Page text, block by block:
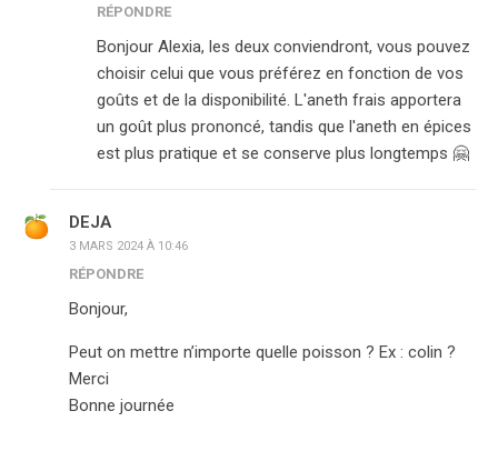
RÉPONDRE
Bonjour Alexia, les deux conviendront, vous pouvez
choisir celui que vous préférez en fonction de vos
goûts et de la disponibilité. L'aneth frais apportera
un goût plus prononcé, tandis que l'aneth en épices
est plus pratique et se conserve plus longtemps 🤗
DEJA
3 MARS 2024 À 10:46
RÉPONDRE
Bonjour,
Peut on mettre n’importe quelle poisson ? Ex : colin ?
Merci
Bonne journée